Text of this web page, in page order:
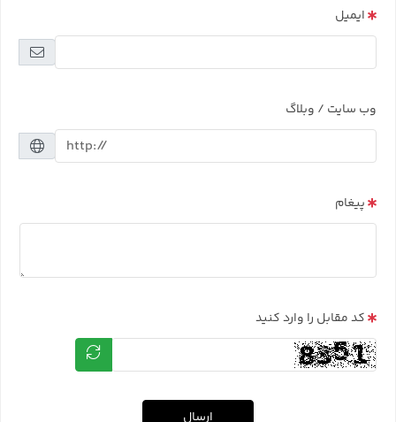
ایمیل
وب سایت / وبلاگ
پیغام
کد مقابل را وارد کنید
ارسال